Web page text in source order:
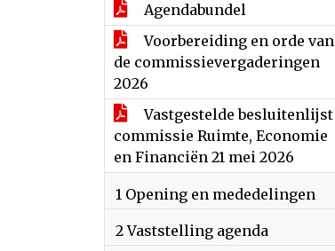
Agendabundel
Voorbereiding en orde van
de commissievergaderingen
2026
Vastgestelde besluitenlijst
commissie Ruimte, Economie
en Financiën 21 mei 2026
1 Opening en mededelingen
2 Vaststelling agenda